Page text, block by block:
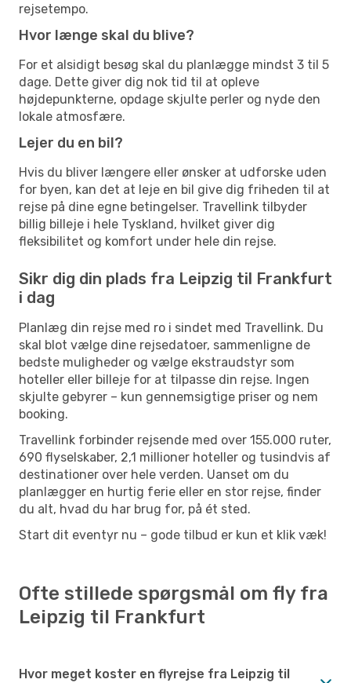
rejsetempo.
Hvor længe skal du blive?
For et alsidigt besøg skal du planlægge mindst 3 til 5
dage. Dette giver dig nok tid til at opleve
højdepunkterne, opdage skjulte perler og nyde den
lokale atmosfære.
Lejer du en bil?
Hvis du bliver længere eller ønsker at udforske uden
for byen, kan det at leje en bil give dig friheden til at
rejse på dine egne betingelser. Travellink tilbyder
billig billeje i hele Tyskland, hvilket giver dig
fleksibilitet og komfort under hele din rejse.
Sikr dig din plads fra Leipzig til Frankfurt
i dag
Planlæg din rejse med ro i sindet med Travellink. Du
skal blot vælge dine rejsedatoer, sammenligne de
bedste muligheder og vælge ekstraudstyr som
hoteller eller billeje for at tilpasse din rejse. Ingen
skjulte gebyrer – kun gennemsigtige priser og nem
booking.
Travellink forbinder rejsende med over 155.000 ruter,
690 flyselskaber, 2,1 millioner hoteller og tusindvis af
destinationer over hele verden. Uanset om du
planlægger en hurtig ferie eller en stor rejse, finder
du alt, hvad du har brug for, på ét sted.
Start dit eventyr nu – gode tilbud er kun et klik væk!
Ofte stillede spørgsmål om fly fra
Leipzig til Frankfurt
Hvor meget koster en flyrejse fra Leipzig til